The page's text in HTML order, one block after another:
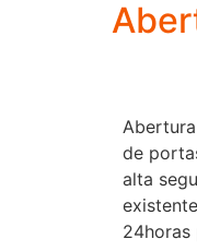
de
alta
24horas